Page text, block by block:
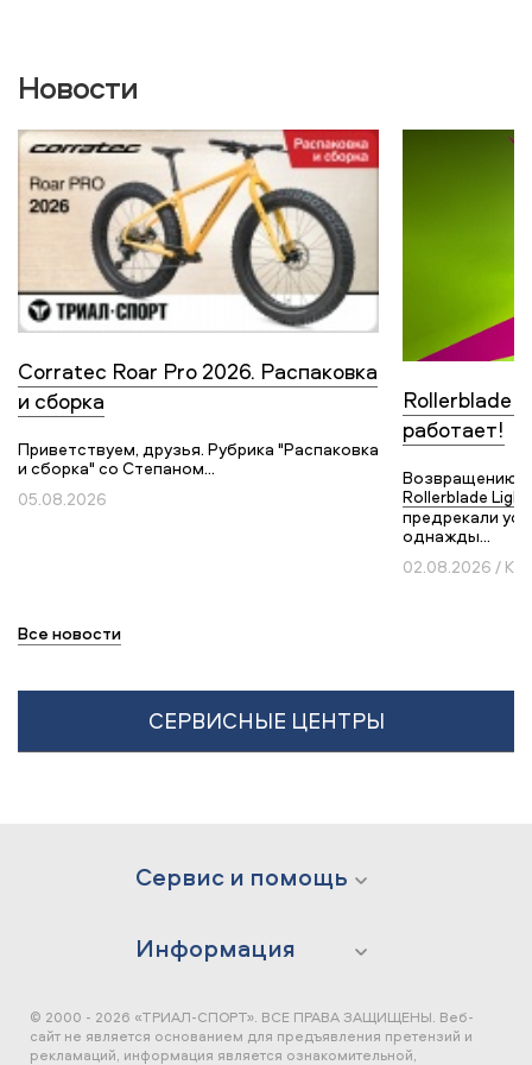
Новости
Corratec Roar Pro 2026. Распаковка
и сборка
Приветствуем, друзья. Рубрика "Распаковка
и сборка" со Степаном...
05.08.2026
Rollerblade
работает!
Возвращению
Rollerblade
предрекали
однажды...
02.08.2026 /
Все новости
СЕРВИСНЫЕ ЦЕНТРЫ
Сервис и помощь
Информация
© 2000 - 2026 «ТРИАЛ-СПОРТ». ВСЕ ПРАВА ЗАЩИЩЕНЫ. Веб-
сайт не является основанием для предъявления претензий и
рекламаций, информация является ознакомительной,